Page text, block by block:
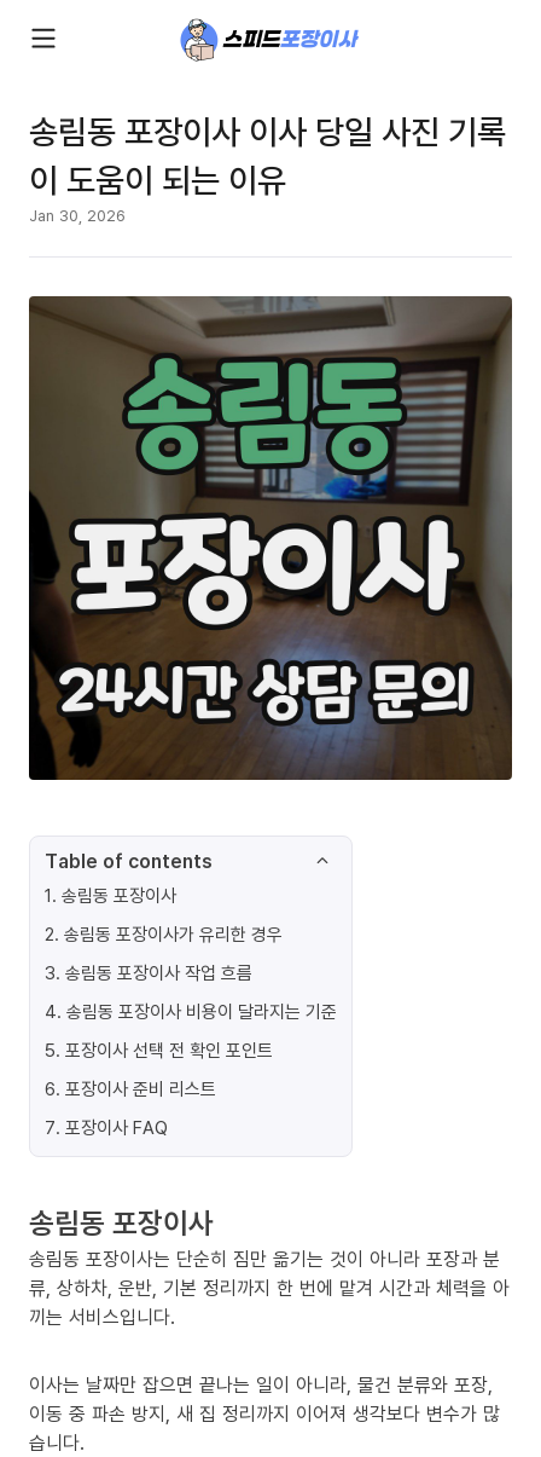
송림동 포장이사 이사 당일 사진 기록
이 도움이 되는 이유
Jan 30, 2026
Table of contents
1. 송림동 포장이사
2. 송림동 포장이사가 유리한 경우
3. 송림동 포장이사 작업 흐름
4. 송림동 포장이사 비용이 달라지는 기준
5. 포장이사 선택 전 확인 포인트
6. 포장이사 준비 리스트
7. 포장이사 FAQ
송림동 포장이사
송림동 포장이사는 단순히 짐만 옮기는 것이 아니라 포장과 분
류, 상하차, 운반, 기본 정리까지 한 번에 맡겨 시간과 체력을 아
끼는 서비스입니다.
이사는 날짜만 잡으면 끝나는 일이 아니라, 물건 분류와 포장,
이동 중 파손 방지, 새 집 정리까지 이어져 생각보다 변수가 많
습니다.